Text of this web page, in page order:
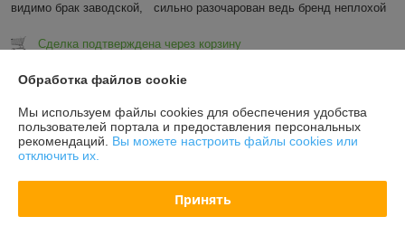
видимо брак заводской,   сильно разочарован ведь бренд неплохой
Сделка подтверждена через корзину
Показать все отзывы
О нас
Обработка файлов cookie
Мы используем файлы cookies для обеспечения удобства
пользователей портала и предоставления персональных
рекомендаций. Вы можете настроить файлы cookies или
отключить их.
Принять